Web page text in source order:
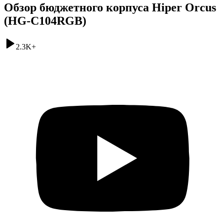
Обзор бюджетного корпуса Hiper Orcus
(HG-C104RGB)
2.3K+